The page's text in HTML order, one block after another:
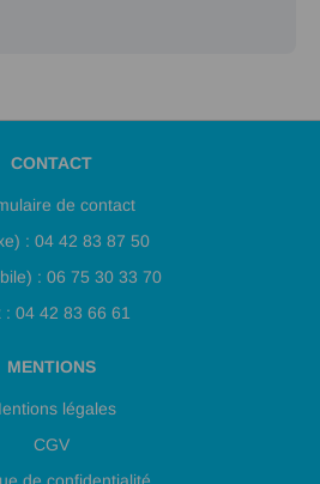
CONTACT
de contact
: 04 42 83 87 50
: 06 75 30 33 70
: 04 42 83 66 61
MENTIONS
légales
CGV